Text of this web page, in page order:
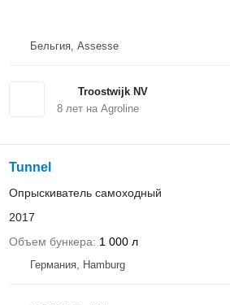
Бельгия, Assesse
Troostwijk NV
8лет на Agroline
Tunnel
Опрыскиватель самоходный
2017
Объем бункера
1 000 л
Германия, Hamburg